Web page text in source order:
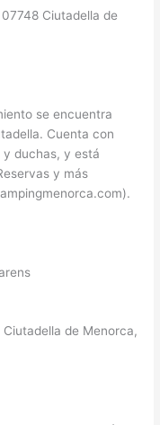
Ciutadella de
se encuentra
Cuenta con
duchas, y está
y más
de Menorca,